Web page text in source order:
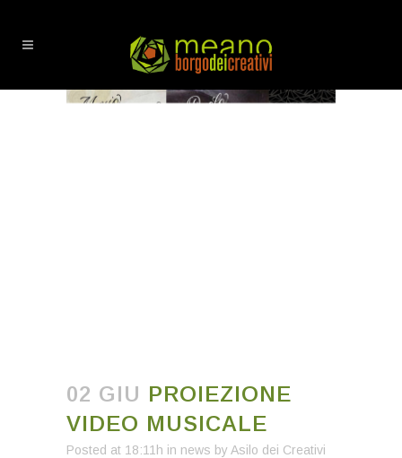
PROIEZIONE VIDEO
02 GIU PROIEZIONE
VIDEO MUSICALE
Posted at 18:11h in news by Asilo dei Creativi